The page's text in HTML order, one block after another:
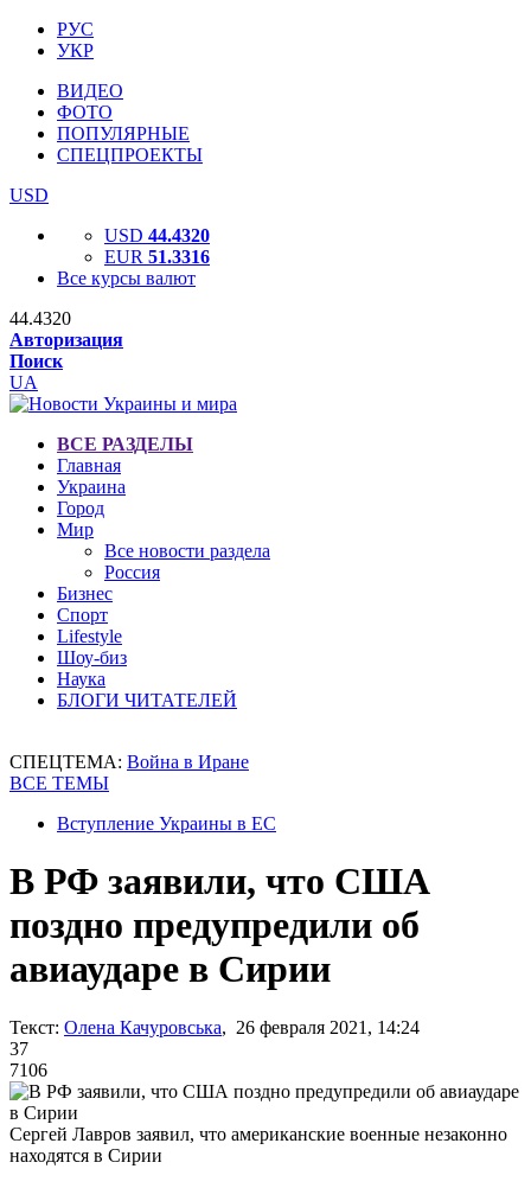
РУС
УКР
ВИДЕО
ФОТО
ПОПУЛЯРНЫЕ
СПЕЦПРОЕКТЫ
USD
USD 44.4320
EUR 51.3316
Все курсы валют
44.4320
Авторизация
Поиск
UA
ВСЕ РАЗДЕЛЫ
Главная
Украина
Город
Мир
Все новости раздела
Россия
Бизнес
Спорт
Lifestyle
Шоу-биз
Наука
БЛОГИ ЧИТАТЕЛЕЙ
СПЕЦТЕМА: Война в Иране
ВСЕ ТЕМЫ
Вступление Украины в ЕС
В РФ заявили, что США
поздно предупредили об
авиаударе в Сирии
Текст: Олена Качуровська, 26 февраля 2021, 14:24
37
7106
Сергей Лавров заявил, что американские военные незаконно
находятся в Сирии